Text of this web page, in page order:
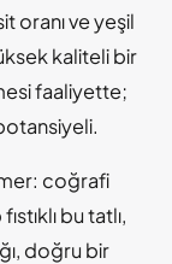
oranı ve yeşil
kaliteli bir
faaliyette;
coğrafi
bu tatlı,
doğru bir